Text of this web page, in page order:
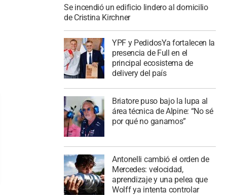
Se incendió un edificio lindero al domicilio
de Cristina Kirchner
YPF y PedidosYa fortalecen la
presencia de Full en el
principal ecosistema de
delivery del país
Briatore puso bajo la lupa al
área técnica de Alpine: “No sé
por qué no ganamos”
Antonelli cambió el orden de
Mercedes: velocidad,
aprendizaje y una pelea que
Wolff ya intenta controlar